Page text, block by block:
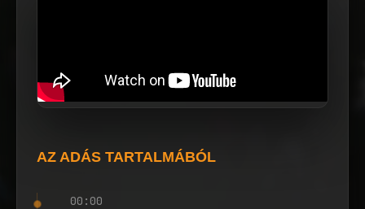
AZ ADÁS TARTALMÁBÓL
00:00